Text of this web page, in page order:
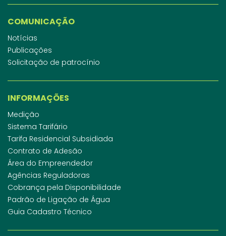
COMUNICAÇÃO
Notícias
Publicações
Solicitação de patrocínio
INFORMAÇÕES
Medição
Sistema Tarifário
Tarifa Residencial Subsidiada
Contrato de Adesão
Área do Empreendedor
Agências Reguladoras
Cobrança pela Disponibilidade
Padrão de Ligação de Água
Guia Cadastro Técnico